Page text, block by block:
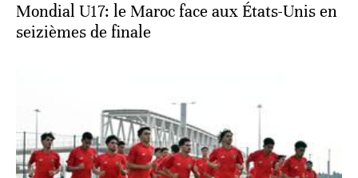
Mondial U17: le Maroc face aux États-Unis en
seizièmes de finale